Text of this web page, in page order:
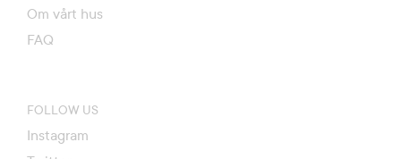
Om vårt hus
FAQ
FOLLOW US
Instagram